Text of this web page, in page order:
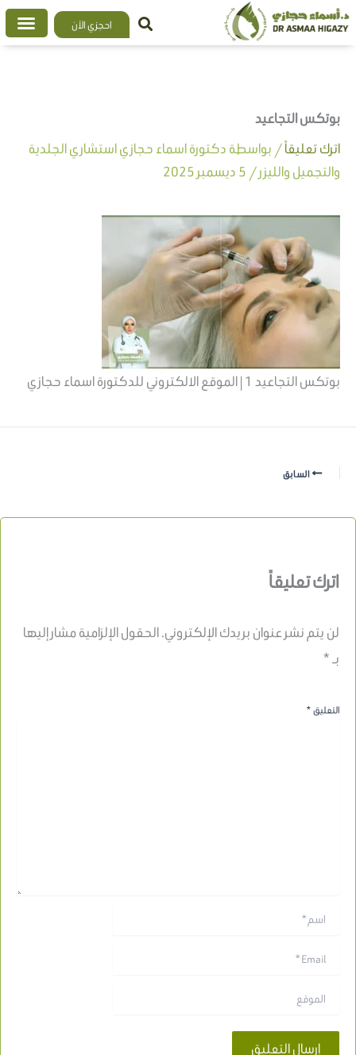
تخطي
إلى
احجزي الآن
بوتكس التجاعيد
اترك تعليقاً/ بواسطة دكتورة اسماء حجازي استشاري الجلدية
والتجميل والليزر/ 5 ديسمبر 2025
بوتكس التجاعيد 1 | الموقع الالكتروني للدكتورة اسماء حجازي
السابق
اترك تعليقاً
لن يتم نشر عنوان بريدك الإلكتروني.الحقول الإلزامية مشار إليها
بـ*
التعليق*